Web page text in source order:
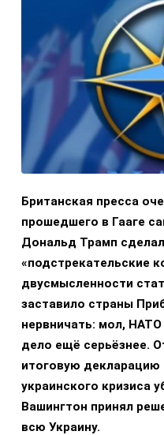
Британская пресса
прошедшего в Гааге
Дональд Трамп
«подстрекательские
двусмысленности
заставило страны
нервничать: мол,
дело ещё серьёзнее.
итоговую декларацию
украинского кризиса
Вашингтон принял
всю Украину.